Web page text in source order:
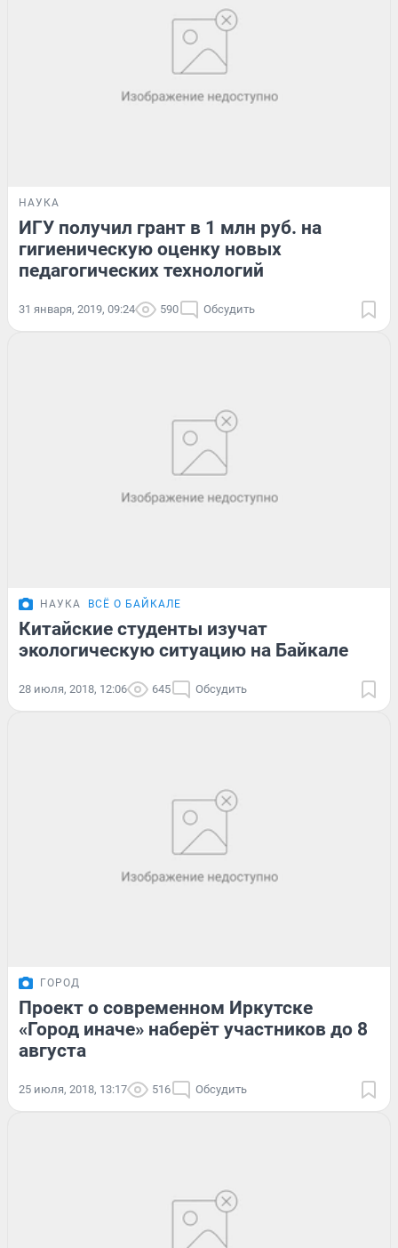
НАУКА
ИГУ получил грант в 1 млн руб. на
гигиеническую оценку новых
педагогических технологий
31 января, 2019, 09:24 590 Обсудить
НАУКА ВСЁ О БАЙКАЛЕ
Китайские студенты изучат
экологическую ситуацию на Байкале
28 июля, 2018, 12:06 645 Обсудить
ГОРОД
Проект о современном Иркутске
«Город иначе» наберёт участников до 8
августа
25 июля, 2018, 13:17 516 Обсудить